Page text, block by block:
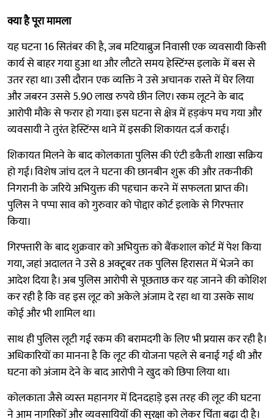
क्या है पूरा मामला
यह घटना 16 सितंबर की है, जब मटियाब्रुज निवासी एक व्यवसायी किसी
कार्य से बाहर गया हुआ था और लौटते समय हेस्टिंग्स इलाके में बस से
उतर रहा था। उसी दौरान एक व्यक्ति ने उसे अचानक रास्ते में घेर लिया
और जबरन उससे 5.90 लाख रुपये छीन लिए। रकम लूटने के बाद
आरोपी मौके से फरार हो गया। इस घटना से क्षेत्र में हड़कंप मच गया और
व्यवसायी ने तुरंत हेस्टिंग्स थाने में इसकी शिकायत दर्ज कराई।
शिकायत मिलने के बाद कोलकाता पुलिस की एंटी डकैती शाखा सक्रिय
हो गई। विशेष जांच दल ने घटना की छानबीन शुरू की और तकनीकी
निगरानी के जरिये अभियुक्त की पहचान करने में सफलता प्राप्त की।
पुलिस ने पप्पा साव को गुरुवार को पोद्दार कोर्ट इलाके से गिरफ्तार
किया।
गिरफ्तारी के बाद शुक्रवार को अभियुक्त को बैंकशाल कोर्ट में पेश किया
गया, जहां अदालत ने उसे 8 अक्टूबर तक पुलिस हिरासत में भेजने का
आदेश दिया है। अब पुलिस आरोपी से पूछताछ कर यह जानने की कोशिश
कर रही है कि वह इस लूट को अकेले अंजाम दे रहा था या उसके साथ
कोई और भी शामिल था।
साथ ही पुलिस लूटी गई रकम की बरामदगी के लिए भी प्रयास कर रही है।
अधिकारियों का मानना है कि लूट की योजना पहले से बनाई गई थी और
घटना को अंजाम देने के बाद आरोपी ने खुद को छिपा लिया था।
कोलकाता जैसे व्यस्त महानगर में दिनदहाड़े इस तरह की लूट की घटना
ने आम नागरिकों और व्यवसायियों की सुरक्षा को लेकर चिंता बढ़ा दी है।